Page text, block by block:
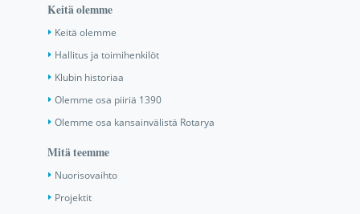
Keitä olemme
Keitä olemme
Hallitus ja toimihenkilöt
Klubin historiaa
Olemme osa piiriä 1390
Olemme osa kansainvälistä Rotarya
Mitä teemme
Nuorisovaihto
Projektit